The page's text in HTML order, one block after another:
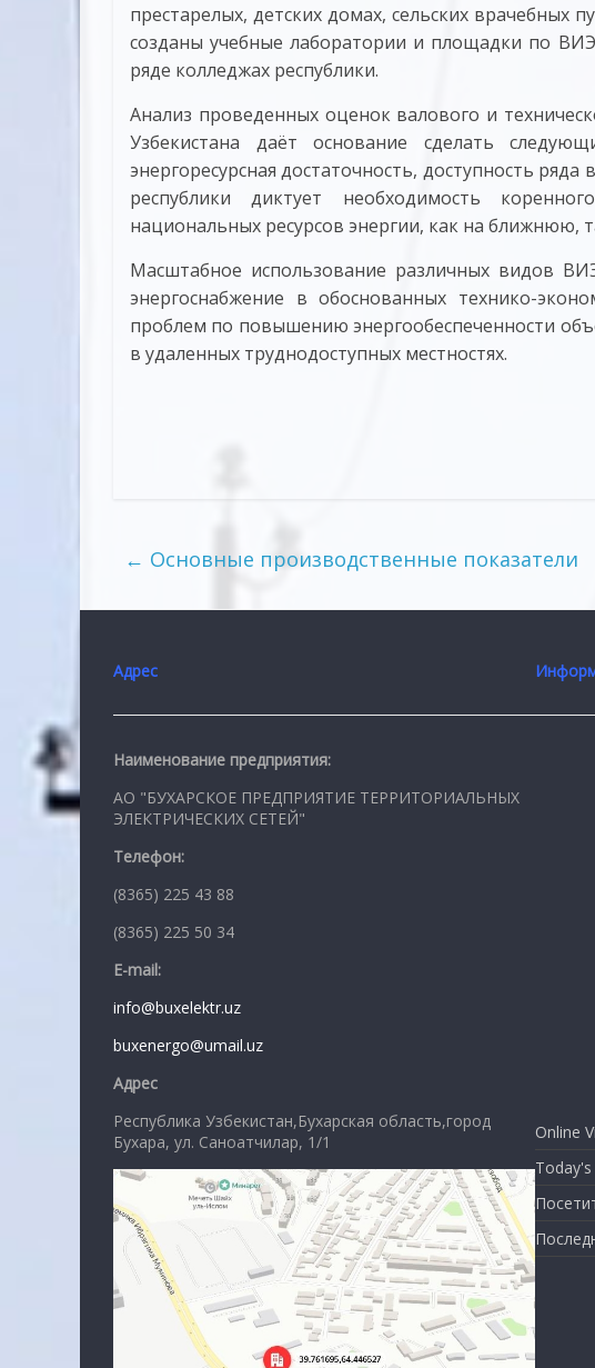
престарелых, детских домах, сельских врачебных
созданы учебные лаборатории и площадки по
ряде колледжах республики.
Анализ проведенных оценок валового и
Узбекистана даёт основание сделать
энергоресурсная достаточность, доступность
республики диктует необходимость
национальных ресурсов энергии, как на ближнюю,
Масштабное использование различных видов
энергоснабжение в обоснованных технико-
проблем по повышению энергообеспеченности
в удаленных труднодоступных местностях.
← Основные производственные показатели
Адрес
Наименование предприятия:
АО "БУХАРСКОЕ ПРЕДПРИЯТИЕ ТЕРРИТОРИАЛЬНЫХ
ЭЛЕКТРИЧЕСКИХ СЕТЕЙ"
Телефон:
(8365) 225 43 88
(8365) 225 50 34
E-mail:
info@buxelektr.uz
buxenergo@umail.uz
Адрес
Республика Узбекистан,Бухарская область,город
Бухара, ул. Саноатчилар, 1/1
Online
Today's